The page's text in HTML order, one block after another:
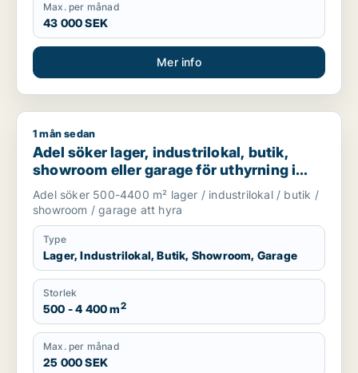
Max. per månad
43 000 SEK
Mer info
Adel söker lager, industrilokal, butik, showroom eller
1 mån sedan
Adel söker lager, industrilokal, butik,
showroom eller garage för uthyrning i
Huddinge, Tyresö eller Nacka m.fl.
Adel söker 500-4400 m² lager / industrilokal / butik /
showroom / garage att hyra
Type
Lager, Industrilokal, Butik, Showroom, Garage
Storlek
500 - 4 400 m2
Max. per månad
25 000 SEK